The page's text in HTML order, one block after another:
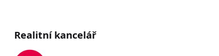
Realitní kancelář